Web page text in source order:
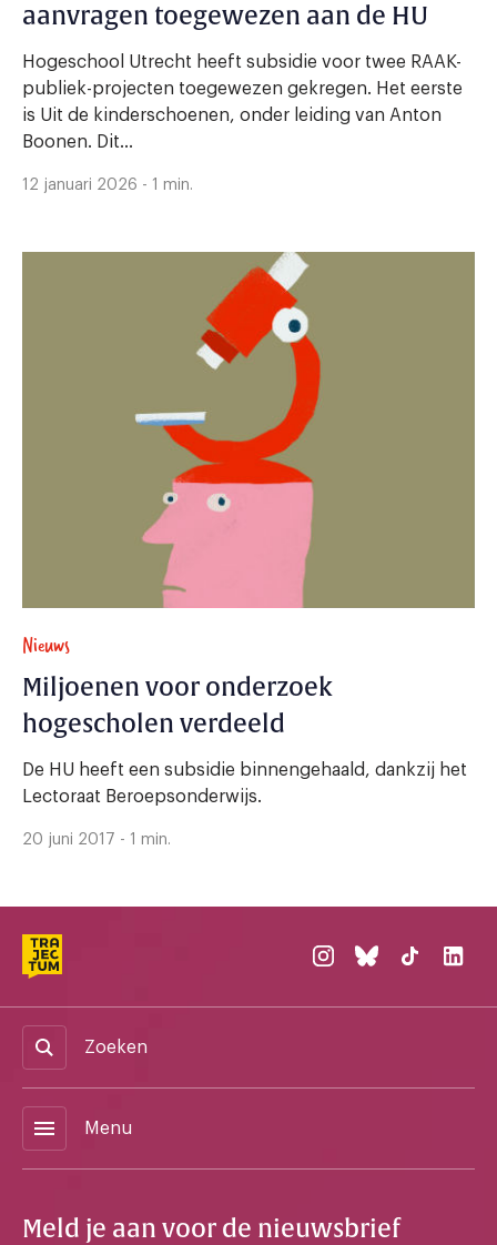
aanvragen toegewezen aan de HU
Hogeschool Utrecht heeft subsidie voor twee RAAK-
publiek-projecten toegewezen gekregen. Het eerste
is Uit de kinderschoenen, onder leiding van Anton
Boonen. Dit...
12 januari 2026 - 1 min.
Nieuws
Miljoenen voor onderzoek
hogescholen verdeeld
De HU heeft een subsidie binnengehaald, dankzij het
Lectoraat Beroepsonderwijs.
20 juni 2017 - 1 min.
Zoeken
menu Menu
Meld je aan voor de nieuwsbrief